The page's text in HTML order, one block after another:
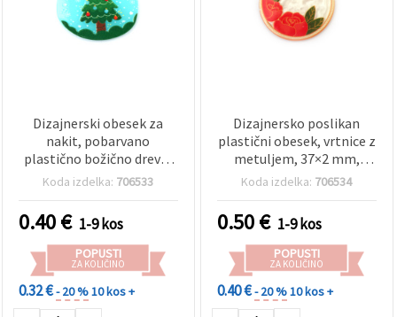
Dizajnerski obesek za
nakit, pobarvano
plastično božično drevo,
37x40x3 mm, luknja: 1 mm
Koda izdelka: 706533
0.40€ 1-9 kos
POPUSTI
ZA KOLIČINO
0.32 €- 20 %10 kos +
Dizajnersko poslikan
plastični obesek, vrtnice z
metuljem, 37×2 mm,
luknja 1 mm
Koda izdelka: 706534
0.50€ 1-9 kos
POPUSTI
ZA KOLIČINO
0.40 €- 20 %10 kos +